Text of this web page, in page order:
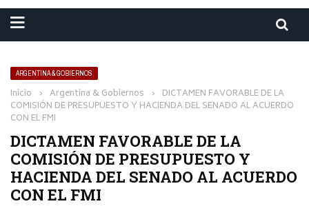
ARGENTINA & GOBIERNOS
Inicio › Argentina & Gobiernos › DICTAMEN FAVORABLE DE LA
COMISIÓN DE PRESUPUESTO Y HACIENDA DEL SENADO AL ACUERDO
CON EL FMI
DICTAMEN FAVORABLE DE LA
COMISIÓN DE PRESUPUESTO Y
HACIENDA DEL SENADO AL ACUERDO
CON EL FMI